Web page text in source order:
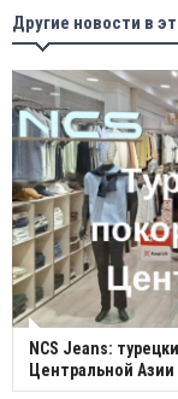
Другие новости в
NCS Jeans:
Центральной Азии